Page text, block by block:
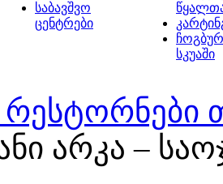
საბავშვო
ცენტრები
სკუაში
რესტორნები
არკა –